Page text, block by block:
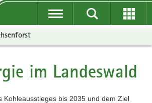
im Landeswald
Kohleausstieges bis 2035 und dem Ziel